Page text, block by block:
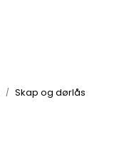
Skap og dørlås